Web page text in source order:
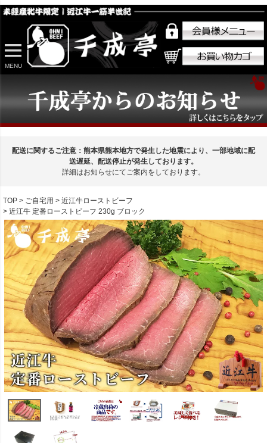
MENU
配送に関するご注意：熊本県熊本地方で発生した地震により、一部地域に配
送遅延、配送停止が発生しております。
詳細はお知らせにてご案内をしております。
TOP ご自宅用
近江牛ローストビーフ
近江牛 定番ローストビーフ 230g ブロック